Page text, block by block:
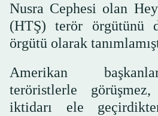
Nusra Cephesi olan
(HTŞ) terör örgütünü
örgütü olarak
Amerikan
teröristlerle
iktidarı ele